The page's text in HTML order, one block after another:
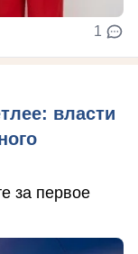
1
власти
за первое